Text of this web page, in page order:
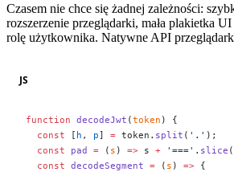
Czasem nie chce się żadnej zależności:
rozszerzenie przeglądarki, mała plakietka
rolę użytkownika. Natywne API
JS
function decodeJwt (token ) {
  const
[ h , p] = token. split ( '.' );
  const
pad = ( s ) => s + '===' . slice
  const
decodeSegment = ( s ) => {